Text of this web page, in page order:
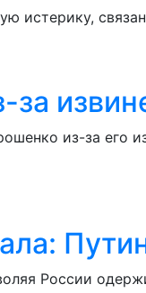
истерику,
за
из-за
России